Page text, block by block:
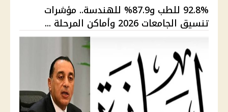
92.8% للطب و87.9% للهندسة.. مؤشرات
تنسيق الجامعات 2026 وأماكن المرحلة ...